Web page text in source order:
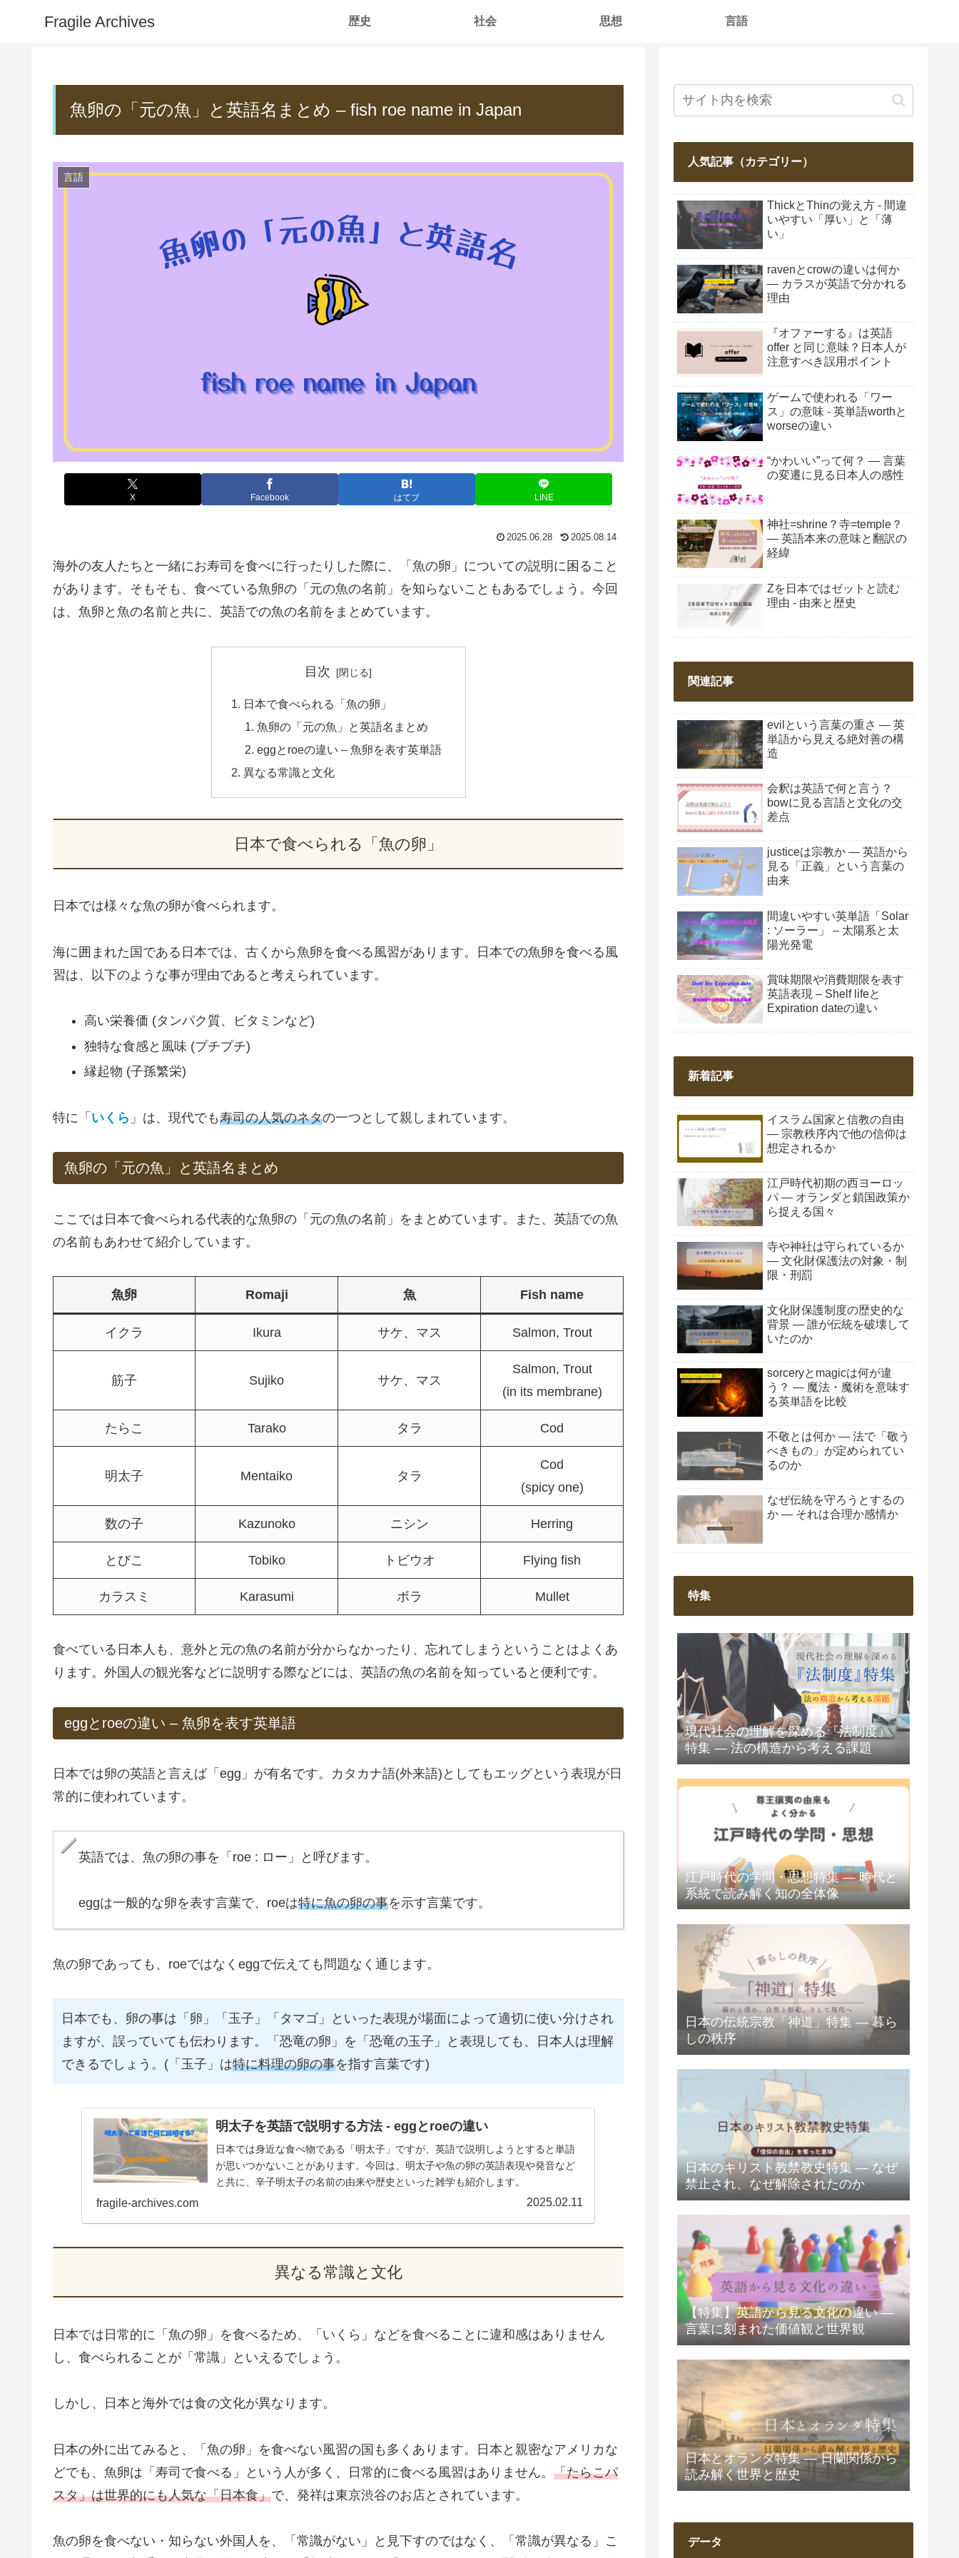
Fragile Archives 歴史 社会 思想 言語
魚卵の「元の魚」と英語名まとめ – fish roe name in Japan
言語
X Facebook はてブ LINE
2025.06.28 2025.08.14
海外の友人たちと一緒にお寿司を食べに行ったりした際に、「魚の卵」についての説明に困ること
があります。そもそも、食べている魚卵の「元の魚の名前」を知らないこともあるでしょう。今回
は、魚卵と魚の名前と共に、英語での魚の名前をまとめています。
目次
日本で食べられる「魚の卵」
魚卵の「元の魚」と英語名まとめ
eggとroeの違い – 魚卵を表す英単語
異なる常識と文化
日本で食べられる「魚の卵」
日本では様々な魚の卵が食べられます。
海に囲まれた国である日本では、古くから魚卵を食べる風習があります。日本での魚卵を食べる風
習は、以下のような事が理由であると考えられています。
高い栄養価 (タンパク質、ビタミンなど)
独特な食感と風味 (プチプチ)
縁起物 (子孫繁栄)
特に「 いくら 」は、現代でも寿司の人気のネタの一つとして親しまれています。
魚卵の「元の魚」と英語名まとめ
ここでは日本で食べられる代表的な魚卵の「元の魚の名前」をまとめています。また、英語での魚
の名前もあわせて紹介しています。
魚卵 Romaji 魚 Fish name
イクラ Ikura サケ、マス Salmon, Trout
筋子 Sujiko サケ、マス
Salmon, Trout
(in its membrane)
たらこ Tarako タラ Cod
明太子 Mentaiko タラ
Cod
(spicy one)
数の子 Kazunoko ニシン Herring
とびこ Tobiko トビウオ Flying fish
カラスミ Karasumi ボラ Mullet
食べている日本人も、意外と元の魚の名前が分からなかったり、忘れてしまうということはよくあ
ります。外国人の観光客などに説明する際などには、英語の魚の名前を知っていると便利です。
eggとroeの違い – 魚卵を表す英単語
日本では卵の英語と言えば「egg」が有名です。カタカナ語(外来語)としてもエッグという表現が日
常的に使われています。
英語では、魚の卵の事を「roe : ロー」と呼びます。
eggは一般的な卵を表す言葉で、roeは特に魚の卵の事を示す言葉です。
魚の卵であっても、roeではなくeggで伝えても問題なく通じます。
日本でも、卵の事は「卵」「玉子」「タマゴ」といった表現が場面によって適切に使い分けされ
ますが、誤っていても伝わります。「恐竜の卵」を「恐竜の玉子」と表現しても、日本人は理解
できるでしょう。(「玉子」は特に料理の卵の事を指す言葉です)
明太子を英語で説明する方法 - eggとroeの違い
日本では身近な食べ物である「明太子」ですが、英語で説明しようとすると単語
が思いつかないことがあります。今回は、明太子や魚の卵の英語表現や発音など
と共に、辛子明太子の名前の由来や歴史といった雑学も紹介します。
fragile-archives.com 2025.02.11
異なる常識と文化
日本では日常的に「魚の卵」を食べるため、「いくら」などを食べることに違和感はありません
し、食べられることが「常識」といえるでしょう。
しかし、日本と海外では食の文化が異なります。
日本の外に出てみると、「魚の卵」を食べない風習の国も多くあります。日本と親密なアメリカな
どでも、魚卵は「寿司で食べる」という人が多く、日常的に食べる風習はありません。 「たらこパ
スタ」は世界的にも人気な「日本食」で、発祥は東京渋谷のお店とされています。
魚の卵を食べない・知らない外国人を、「常識がない」と見下すのではなく、「常識が異なる」こ
人気記事（カテゴリー）
ThickとThinの覚え方 - 間違
いやすい「厚い」と「薄
い」
ravenとcrowの違いは何か
― カラスが英語で分かれる
理由
『オファーする』は英語
offer と同じ意味？日本人が
注意すべき誤用ポイント
ゲームで使われる「ワー
ス」の意味 - 英単語worthと
worseの違い
“かわいい”って何？ ― 言葉
の変遷に見る日本人の感性
神社=shrine？寺=temple？
― 英語本来の意味と翻訳の
経緯
Zを日本ではゼットと読む
理由 - 由来と歴史
関連記事
evilという言葉の重さ ― 英
単語から見える絶対善の構
造
会釈は英語で何と言う？
bowに見る言語と文化の交
差点
justiceは宗教か ― 英語から
見る「正義」という言葉の
由来
間違いやすい英単語「Solar
: ソーラー」 – 太陽系と太
陽光発電
賞味期限や消費期限を表す
英語表現 – Shelf lifeと
Expiration dateの違い
新着記事
イスラム国家と信教の自由
― 宗教秩序内で他の信仰は
想定されるか
江戸時代初期の西ヨーロッ
パ ― オランダと鎖国政策か
ら捉える国々
寺や神社は守られているか
― 文化財保護法の対象・制
限・刑罰
文化財保護制度の歴史的な
背景 ― 誰が伝統を破壊して
いたのか
sorceryとmagicは何が違
う？ ― 魔法・魔術を意味す
る英単語を比較
不敬とは何か ― 法で「敬う
べきもの」が定められてい
るのか
なぜ伝統を守ろうとするの
か ― それは合理か感情か
特集
現代社会の理解を深める『法制度』
特集 ― 法の構造から考える課題
江戸時代の学問・思想特集 ― 時代と
系統で読み解く知の全体像
日本の伝統宗教「神道」特集 ― 暮ら
しの秩序
日本のキリスト教禁教史特集 ― なぜ
禁止され、なぜ解除されたのか
【特集】英語から見る文化の違い ―
言葉に刻まれた価値観と世界観
日本とオランダ特集 ― 日蘭関係から
読み解く世界と歴史
データ